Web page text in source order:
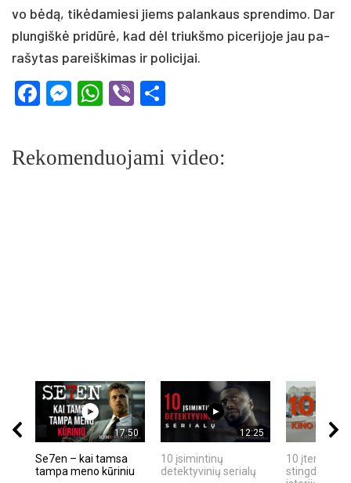
vo bė­dą, ti­kė­da­mie­si jiems pa­lan­kaus spren­di­mo. Dar
plun­giš­kė pri­dū­rė, kad dėl triukš­mo pi­ce­ri­jo­je jau pa­
ra­šy­tas pa­reiš­ki­mas ir po­li­ci­jai.
Facebook
Messenger
WhatsApp
Viber
Rekomenduojami video:
17:50
Se7en – kai tamsa
tampa meno kūriniu
12:25
10 įsimintinų
detektyvinių serialų
10 įtemptų,
stingdančių